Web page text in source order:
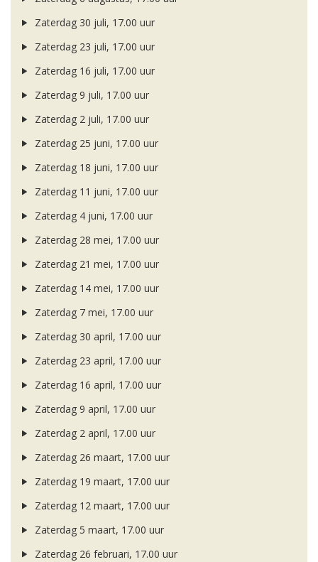
Zaterdag 30 juli, 17.00 uur
Zaterdag 23 juli, 17.00 uur
Zaterdag 16 juli, 17.00 uur
Zaterdag 9 juli, 17.00 uur
Zaterdag 2 juli, 17.00 uur
Zaterdag 25 juni, 17.00 uur
Zaterdag 18 juni, 17.00 uur
Zaterdag 11 juni, 17.00 uur
Zaterdag 4 juni, 17.00 uur
Zaterdag 28 mei, 17.00 uur
Zaterdag 21 mei, 17.00 uur
Zaterdag 14 mei, 17.00 uur
Zaterdag 7 mei, 17.00 uur
Zaterdag 30 april, 17.00 uur
Zaterdag 23 april, 17.00 uur
Zaterdag 16 april, 17.00 uur
Zaterdag 9 april, 17.00 uur
Zaterdag 2 april, 17.00 uur
Zaterdag 26 maart, 17.00 uur
Zaterdag 19 maart, 17.00 uur
Zaterdag 12 maart, 17.00 uur
Zaterdag 5 maart, 17.00 uur
Zaterdag 26 februari, 17.00 uur